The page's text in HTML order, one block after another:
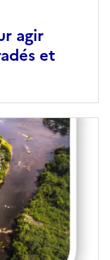
agir
et